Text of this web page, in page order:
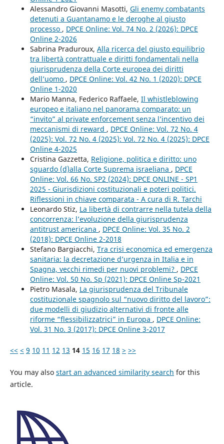
Alessandro Giovanni Masotti, Gli enemy combatants
detenuti a Guantanamo e le deroghe al giusto
processo , DPCE Online: Vol. 74 No. 2 (2026): DPCE
Online 2-2026
Sabrina Praduroux, Alla ricerca del giusto equilibrio
tra libertà contrattuale e diritti fondamentali nella
giurisprudenza della Corte europea dei diritti
dell’uomo , DPCE Online: Vol. 42 No. 1 (2020): DPCE
Online 1-2020
Mario Manna, Federico Raffaele, Il whistleblowing
europeo e italiano nel panorama comparato: un
“invito” al private enforcement senza l’incentivo dei
meccanismi di reward , DPCE Online: Vol. 72 No. 4
(2025): Vol. 72 No. 4 (2025): Vol. 72 No. 4 (2025): DPCE
Online 4-2025
Cristina Gazzetta, Religione, politica e diritto: uno
sguardo (d)alla Corte Suprema israeliana , DPCE
Online: Vol. 66 No. SP2 (2024): DPCE ONLINE - SP1
2025 - Giurisdizioni costituzionali e poteri politici.
Riflessioni in chiave comparata - A cura di R. Tarchi
Leonardo Stiz, La libertà di contrarre nella tutela della
concorrenza: l’evoluzione della giurisprudenza
antitrust americana , DPCE Online: Vol. 35 No. 2
(2018): DPCE Online 2-2018
Stefano Bargiacchi, Tra crisi economica ed emergenza
sanitaria: la decretazione d’urgenza in Italia e in
Spagna, vecchi rimedi per nuovi problemi? , DPCE
Online: Vol. 50 No. Sp (2021): DPCE Online Sp-2021
Pietro Masala, La giurisprudenza del Tribunale
costituzionale spagnolo sul “nuovo diritto del lavoro”:
due modelli di giudizio alternativi di fronte alle
riforme “flessibilizzatrici” in Europa , DPCE Online:
Vol. 31 No. 3 (2017): DPCE Online 3-2017
<< < 9 10 11 12 13 14 15 16 17 18 > >>
You may also start an advanced similarity search for this
article.